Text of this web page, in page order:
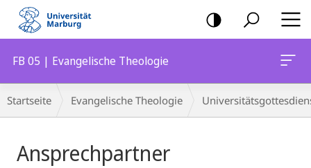
Mobile-
Navigation
FB 05 | Evangelische Theologie
Breadcrumb-
Navigation
Startseite Evangelische Theologie
Ansprechpartner